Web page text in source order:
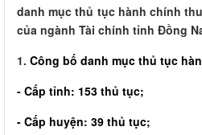
danh mục thủ tục hành chính
của ngành Tài chính tỉnh Đồng
1. Công bố danh mục thủ tục
- Cấp tỉnh: 153 thủ tục;
- Cấp huyện: 39 thủ tục;